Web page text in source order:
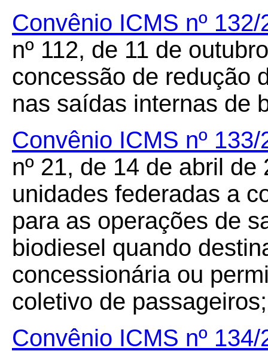
Convênio ICMS nº 132/
nº 112, de 11 de
concessão de redução
nas saídas internas de
Convênio ICMS nº 133/
nº 21, de 14 de abril
unidades federadas a
para as operações de
biodiesel quando
concessionária ou
coletivo de passageiros;
Convênio ICMS nº 134/